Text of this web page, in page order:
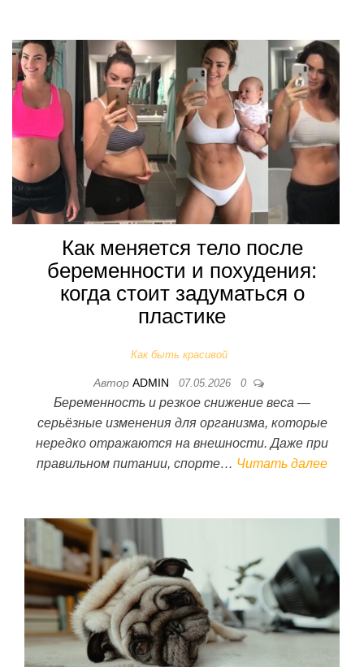
Как меняется тело после
беременности и похудения:
когда стоит задуматься о
пластике
Как быть красивой
Автор ADMIN 07.05.2026 0
Беременность и резкое снижение веса —
серьёзные изменения для организма, которые
нередко отражаются на внешности. Даже при
правильном питании, спорте… Читать далее